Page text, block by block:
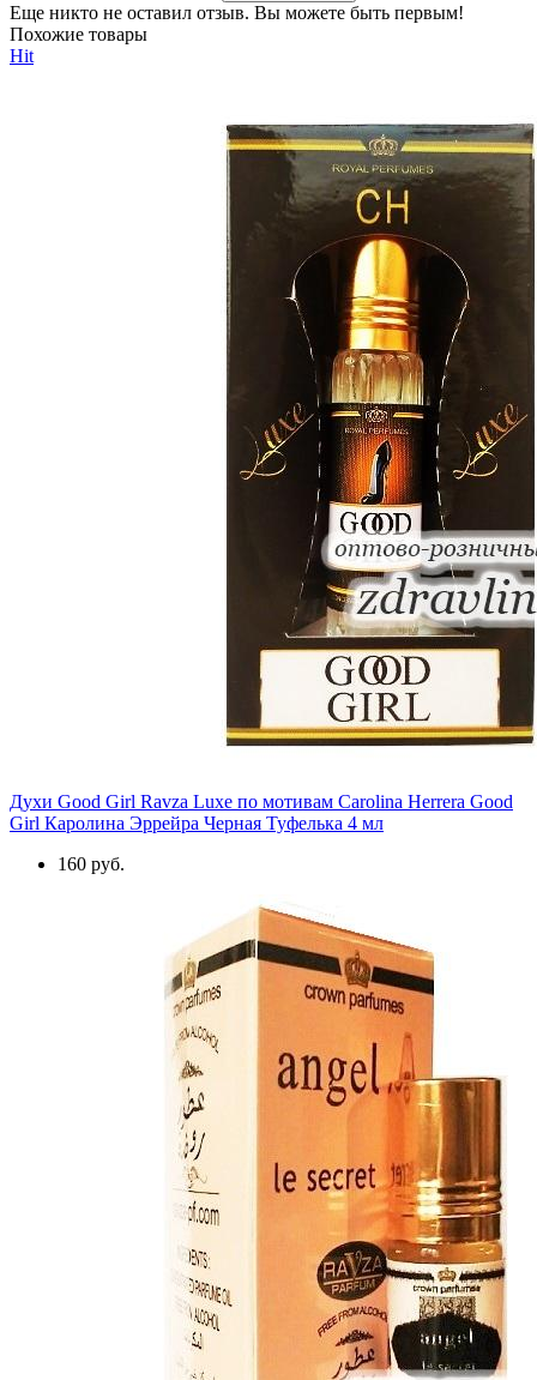
Еще никто не оставил отзыв. Вы можете быть первым!
Похожие товары
Hit
Духи Good Girl Ravza Luxe по мотивам Carolina Herrera Good
Girl Каролина Эррейра Черная Туфелька 4 мл
160 руб.